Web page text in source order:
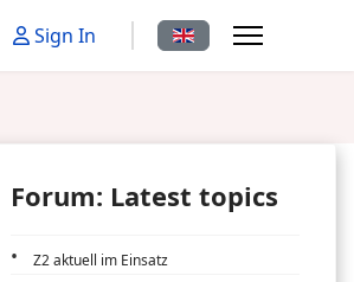
Sign In Select your language
Forum: Latest topics
Z2 aktuell im Einsatz